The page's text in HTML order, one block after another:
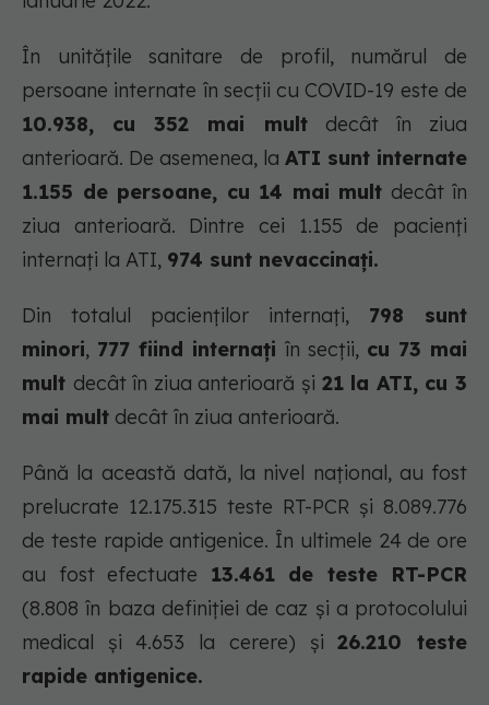
În unitățile sanitare de profil, numărul de
persoane internate în secții cu COVID-19 este de
10.938, cu 352 mai multdecât în ziua
anterioară. De asemenea, la ATI sunt internate
1.155 de persoane, cu 14 mai mult decât în
ziua anterioară. Dintre cei 1.155 de pacienți
internați la ATI, 974 sunt nevaccinați.
Din totalul pacienților internați, 798 sunt
minori, 777 fiind internați în secții, cu 73 mai
mult decât în ziua anterioară și 21 la ATI, cu 3
mai mult decât în ziua anterioară.
Până la această dată, la nivel național, au fost
prelucrate 12.175.315 teste RT-PCR și 8.089.776
de teste rapide antigenice. În ultimele 24 de ore
au fost efectuate 13.461 de teste RT-PCR
(8.808 în baza definiției de caz și a protocolului
medical și 4.653 la cerere) și26.210 teste
rapide antigenice.